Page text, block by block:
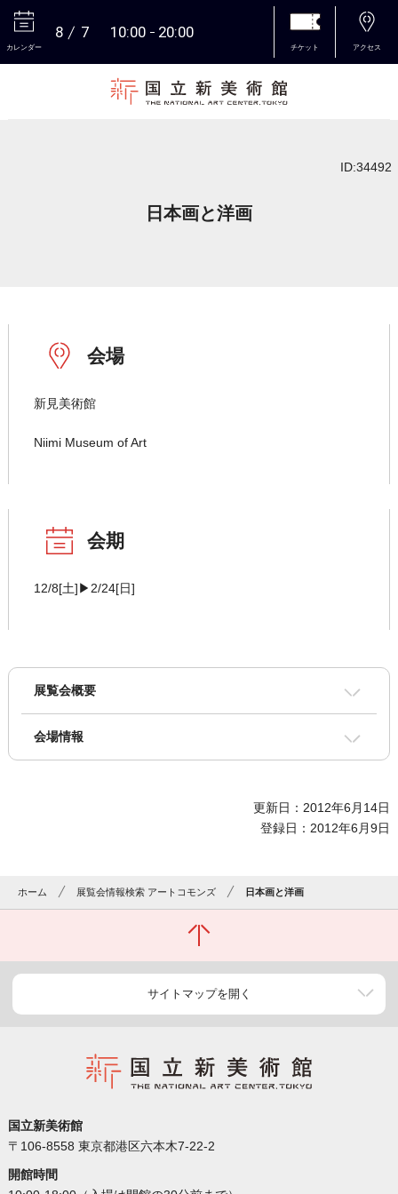
カレンダー
8 7 10:00 20:00
チケット アクセス
ID:34492
日本画と洋画
会場
新見美術館
Niimi Museum of Art
会期
12/8[土]▶2/24[日]
展覧会概要
会場情報
更新日：2012年6月14日
登録日：2012年6月9日
ホーム 展覧会情報検索 アートコモンズ 日本画と洋画
サイトマップを開く
国立新美術館
〒106-8558 東京都港区六本木7-22-2
開館時間